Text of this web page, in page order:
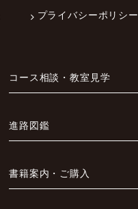
プライバシーポリシー
コース相談・教室見学
進路図鑑
書籍案内・ご購入